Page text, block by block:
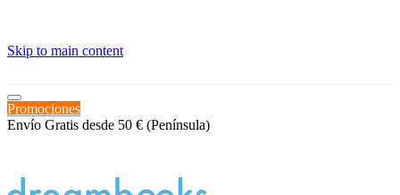
Skip to main content
Promociones
Envío Gratis desde 50 € (Península)
≡